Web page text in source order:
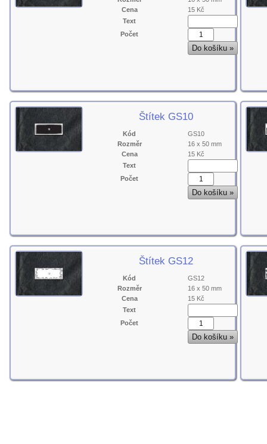
Cena
15 Kč
Text
Počet
Štítek GS10
Kód
GS10
Rozměr
16 x 50 mm
Cena
15 Kč
Text
Počet
Štítek GS12
Kód
GS12
Rozměr
16 x 50 mm
Cena
15 Kč
Text
Počet